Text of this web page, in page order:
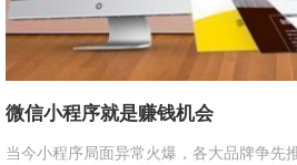
微信小程序就是赚钱机会
当今小程序局面异常火爆，各大品牌争先